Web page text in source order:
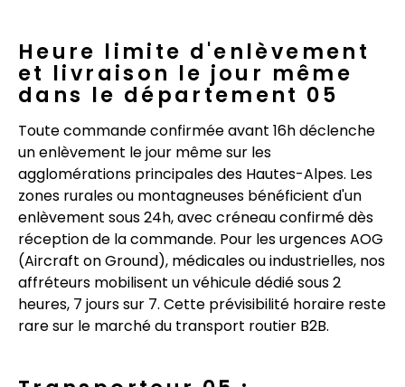
Heure limite d'enlèvement
et livraison le jour même
dans le département 05
Toute commande confirmée avant 16h déclenche
un enlèvement le jour même sur les
agglomérations principales des Hautes-Alpes. Les
zones rurales ou montagneuses bénéficient d'un
enlèvement sous 24h, avec créneau confirmé dès
réception de la commande. Pour les urgences AOG
(Aircraft on Ground), médicales ou industrielles, nos
affréteurs mobilisent un véhicule dédié sous 2
heures, 7 jours sur 7. Cette prévisibilité horaire reste
rare sur le marché du transport routier B2B.